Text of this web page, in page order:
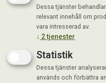
Dessa tjänster
relevant innehåll om
vara intresserad av.
↓ 2tjenester
Statistik
Dessa tjänster
används och förbättra